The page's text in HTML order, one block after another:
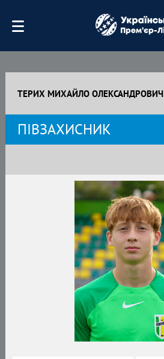
ТЕРИХ МИХАЙЛО ОЛЕКСАНДРОВИЧ
ПІВЗАХИСНИК